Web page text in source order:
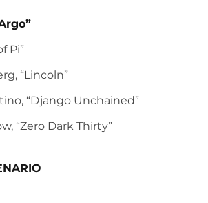
Pi”
“Lincoln”
“Django Unchained”
“Zero Dark Thirty”